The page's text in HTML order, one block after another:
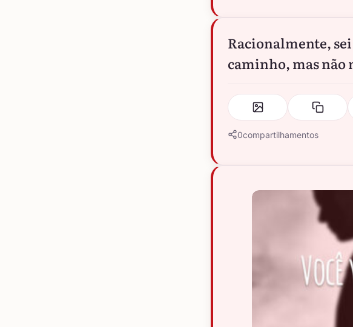
Racionalmente,
caminho, mas não
0compartilhamentos